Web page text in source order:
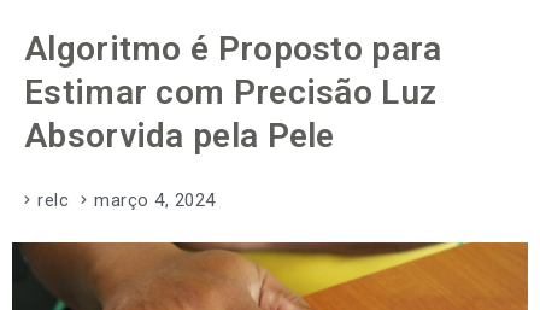
Algoritmo é Proposto para
Estimar com Precisão Luz
Absorvida pela Pele
relc março 4, 2024